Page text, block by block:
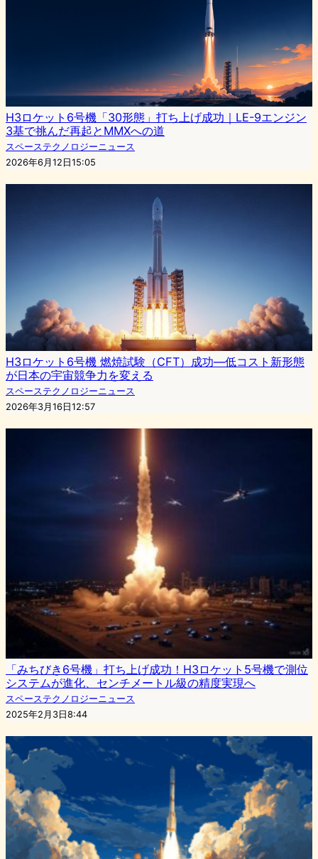
H3ロケット6号機「30形態」打ち上げ成功｜LE-9エンジン
3基で挑んだ再起とMMXへの道
スペーステクノロジーニュース
2026年6月12日15:05
H3ロケット6号機 燃焼試験（CFT）成功—低コスト新形態
が日本の宇宙競争力を変える
スペーステクノロジーニュース
2026年3月16日12:57
「みちびき6号機」打ち上げ成功！H3ロケット5号機で測位
システムが進化、センチメートル級の精度実現へ
スペーステクノロジーニュース
2025年2月3日8:44